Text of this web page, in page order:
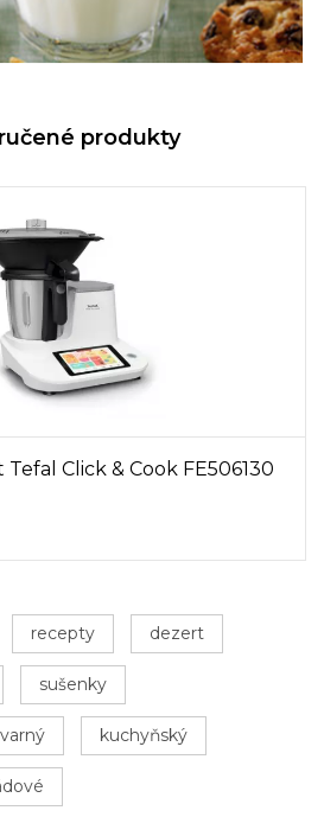
produkty
Click & Cook FE506130
recepty dezert
sušenky
varný kuchyňský